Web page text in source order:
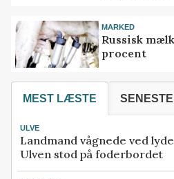
MARKED
Russisk
procent
MEST LÆSTE
ULVE
Landmand vågnede ved
Ulven stod på foderbordet